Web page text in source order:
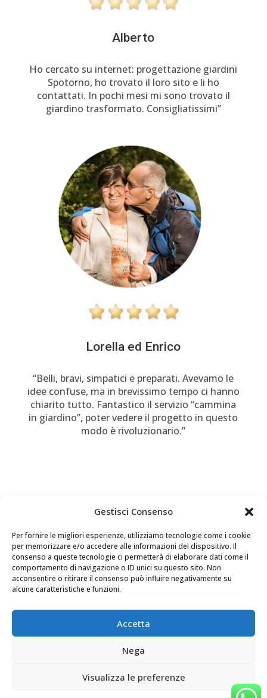
Gestisci Consenso
Per fornire le migliori esperienze, utilizziamo tecnologie come i cookie
per memorizzare e/o accedere alle informazioni del dispositivo. Il
consenso a queste tecnologie ci permetterà di elaborare dati come il
comportamento di navigazione o ID unici su questo sito. Non
acconsentire o ritirare il consenso può influire negativamente su
alcune caratteristiche e funzioni.
Accetta
Nega
Visualizza le preferenze
Alberto
Ho cercato su internet: progettazione giardini
Spotorno, ho trovato il loro sito e li ho
contattati. In pochi mesi mi sono trovato il
giardino trasformato. Consigliatissimi”
Lorella ed Enrico
“Belli, bravi, simpatici e preparati. Avevamo le
idee confuse, ma in brevissimo tempo ci hanno
chiarito tutto. Fantastico il servizio “cammina
in giardino”, poter vedere il progetto in questo
modo è rivoluzionario.”
Andrea Telefono P.IVA 02453790996 - Andrea